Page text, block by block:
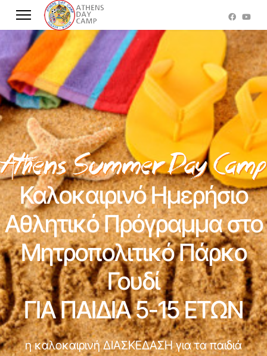
Καλοκαιρινό Ημερήσιο
Αθλητικό Πρόγραμμα στο
Μητροπολιτικό Πάρκο
Γουδί
ΓΙΑ ΠΑΙΔΙΑ 5-15 ΕΤΩΝ
η καλοκαιρινή ΔΙΑΣΚΕΔΑΣΗ για τα παιδιά